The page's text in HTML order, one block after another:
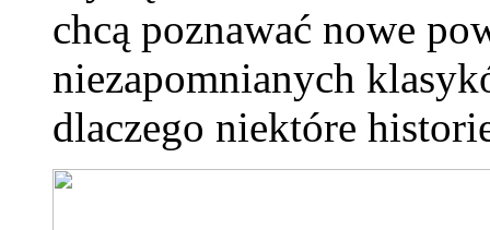
chcą poznawać nowe
niezapomnianych
dlaczego niektóre